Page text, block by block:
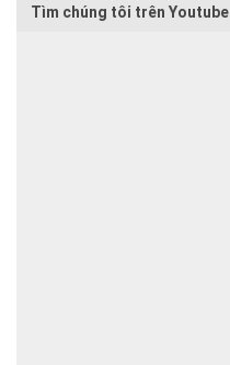
Tìm chúng tôi trên Youtube